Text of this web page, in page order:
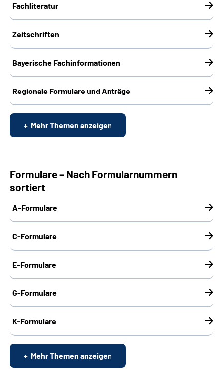
Fachliteratur
Zeitschriften
Bayerische Fachinformationen
Regionale Formulare und Anträge
Mehr Themen anzeigen
Formulare – Nach Formularnummern
sortiert
A-Formulare
C-Formulare
E-Formulare
G-Formulare
K-Formulare
Mehr Themen anzeigen